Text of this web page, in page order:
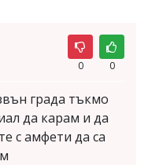
0 0
града тъкмо
да карам и да
с амфети да са